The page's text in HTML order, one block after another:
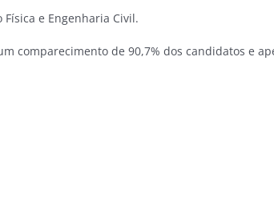
e Engenharia Civil.
comparecimento de 90,7% dos candidatos e